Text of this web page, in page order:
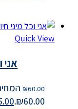
Quick View
אני
₪60.00
₪60.00.